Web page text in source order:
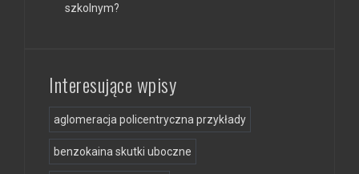
szkolnym?
Interesujące wpisy
aglomeracja policentryczna przykłady
benzokaina skutki uboczne